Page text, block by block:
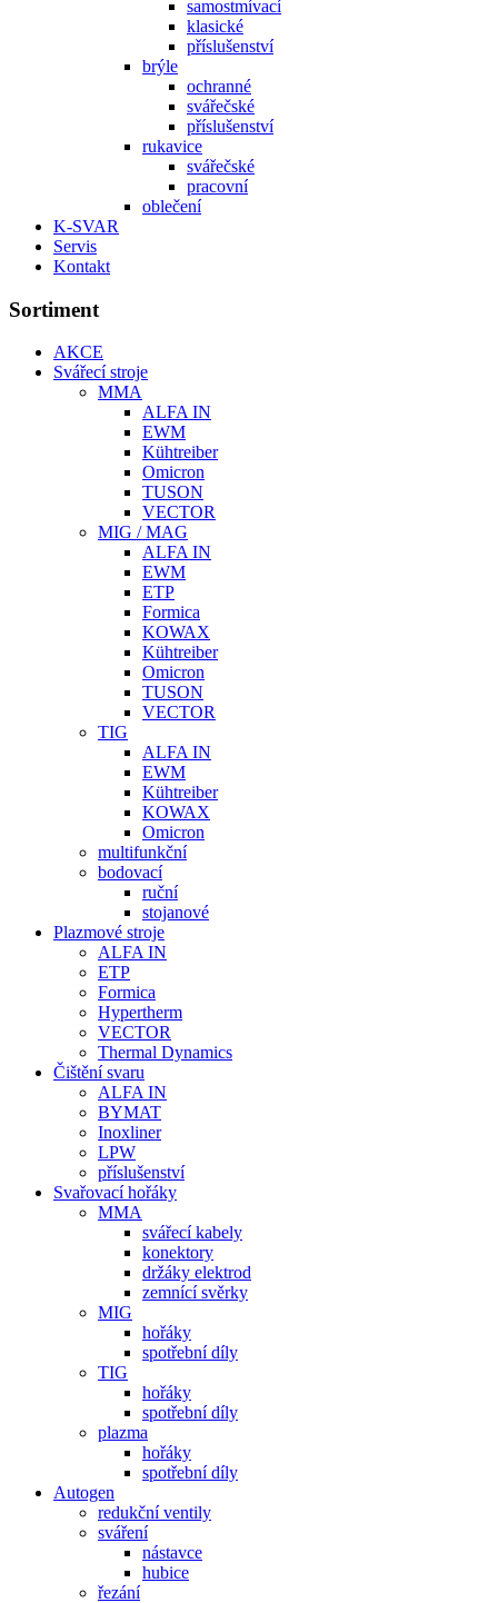
samostmívací
klasické
příslušenství
brýle
ochranné
svářečské
příslušenství
rukavice
svářečské
pracovní
oblečení
K-SVAR
Servis
Kontakt
Sortiment
AKCE
Svářecí stroje
MMA
ALFA IN
EWM
Kühtreiber
Omicron
TUSON
VECTOR
MIG / MAG
ALFA IN
EWM
ETP
Formica
KOWAX
Kühtreiber
Omicron
TUSON
VECTOR
TIG
ALFA IN
EWM
Kühtreiber
KOWAX
Omicron
multifunkční
bodovací
ruční
stojanové
Plazmové stroje
ALFA IN
ETP
Formica
Hypertherm
VECTOR
Thermal Dynamics
Čištění svaru
ALFA IN
BYMAT
Inoxliner
LPW
příslušenství
Svařovací hořáky
MMA
svářecí kabely
konektory
držáky elektrod
zemnící svěrky
MIG
hořáky
spotřební díly
TIG
hořáky
spotřební díly
plazma
hořáky
spotřební díly
Autogen
redukční ventily
sváření
nástavce
hubice
řezání